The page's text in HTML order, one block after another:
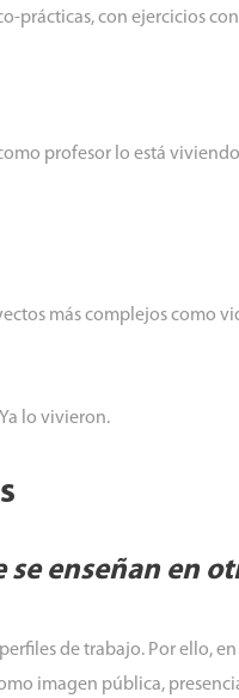
prácticas, con ejercicios
profesor lo está
más complejos como
lo vivieron.
enseñan en
de trabajo. Por ello, en
imagen pública,